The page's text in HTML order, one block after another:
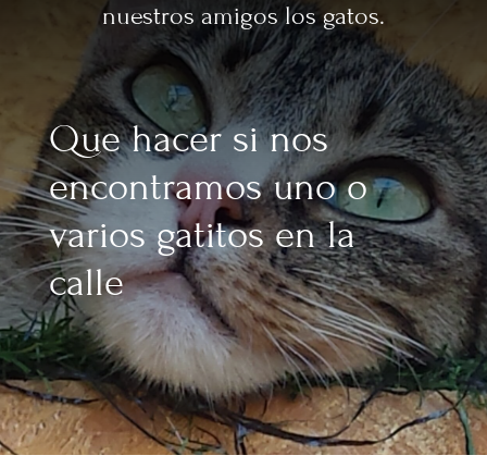
nuestros amigos los gatos.
Que hacer si nos
encontramos uno o
varios gatitos en la
calle